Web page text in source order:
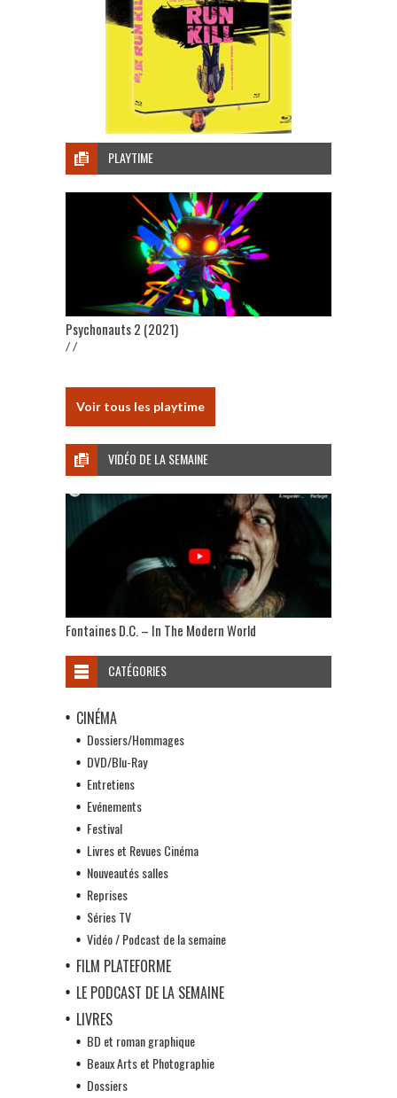
PLAYTIME
Psychonauts 2 (2021)
/ /
Voir tous les playtime
VIDÉO DE LA SEMAINE
Fontaines D.C. – In The Modern World
CATÉGORIES
CINÉMA
Dossiers/Hommages
DVD/Blu-Ray
Entretiens
Evénements
Festival
Livres et Revues Cinéma
Nouveautés salles
Reprises
Séries TV
Vidéo / Podcast de la semaine
FILM PLATEFORME
LE PODCAST DE LA SEMAINE
LIVRES
BD et roman graphique
Beaux Arts et Photographie
Dossiers